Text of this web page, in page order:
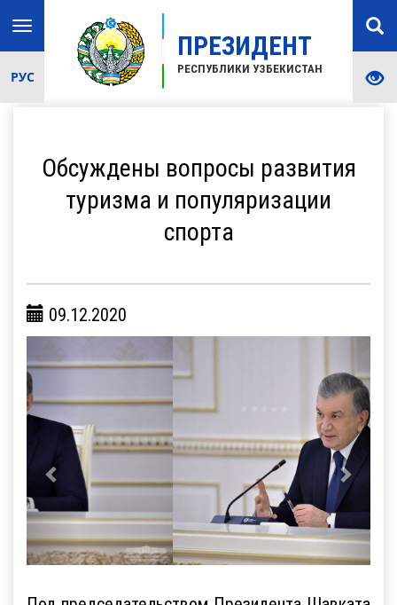
ПРЕЗИДЕНТ
РЕСПУБЛИКИ УЗБЕКИСТАН
Toggle
navigation
РУС
Обсуждены вопросы развития
туризма и популяризации
спорта
09.12.2020